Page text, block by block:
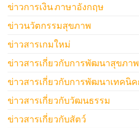
ข่าวการเงิน ภาษาอังกฤษ
ข่าวนวัตกรรมสุขภาพ
ข่าวสารเกมใหม่
ข่าวสารเกี่ยวกับการพัฒนาสุขภาพ
ข่าวสารเกี่ยวกับการพัฒนาเทคนิค
ข่าวสารเกี่ยวกับวัฒนธรรม
ข่าวสารเกี่ยวกับสัตว์